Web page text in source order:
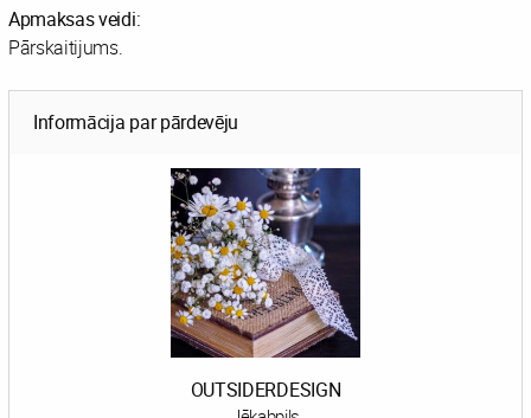
Apmaksas veidi:
Pārskaitijums.
Informācija par pārdevēju
OUTSIDERDESIGN